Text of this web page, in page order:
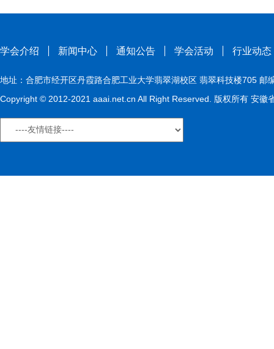
学会介绍 新闻中心 通知公告 学会活动 行业动态
地址：合肥市经开区丹霞路合肥工业大学翡翠湖校区 翡翠科技楼705
Copyright © 2012-2021 aaai.net.cn All Right Reserved. 版权所有 安徽